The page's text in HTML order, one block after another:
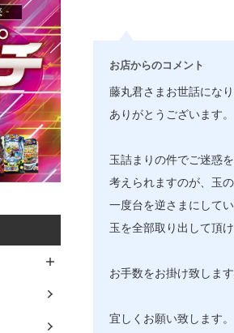
お店からのコメント
藤丸君さまお世話にな
ありがとうございます。
玉詰まりの件でご迷惑
考えられますのが、玉
一度台を逆さまにして
玉を全部取り出して頂
お手数をお掛け致しま
宜しくお願い致します。